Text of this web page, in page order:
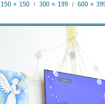
150 × 150 / 300 × 199 / 600 ×